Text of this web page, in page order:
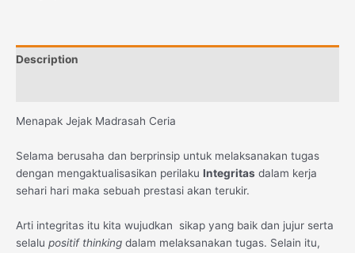
Description
Menapak Jejak Madrasah Ceria
Selama berusaha dan berprinsip untuk melaksanakan tugas
dengan mengaktualisasikan perilaku Integritas dalam kerja
sehari hari maka sebuah prestasi akan terukir.
Arti integritas itu kita wujudkan sikap yang baik dan jujur serta
selalu positif thinking dalam melaksanakan tugas. Selain itu,